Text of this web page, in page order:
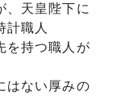
、天皇陛下に
計職人
を持つ職人が
はない厚みの